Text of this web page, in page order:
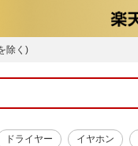
除く)
ドライヤー イヤホン